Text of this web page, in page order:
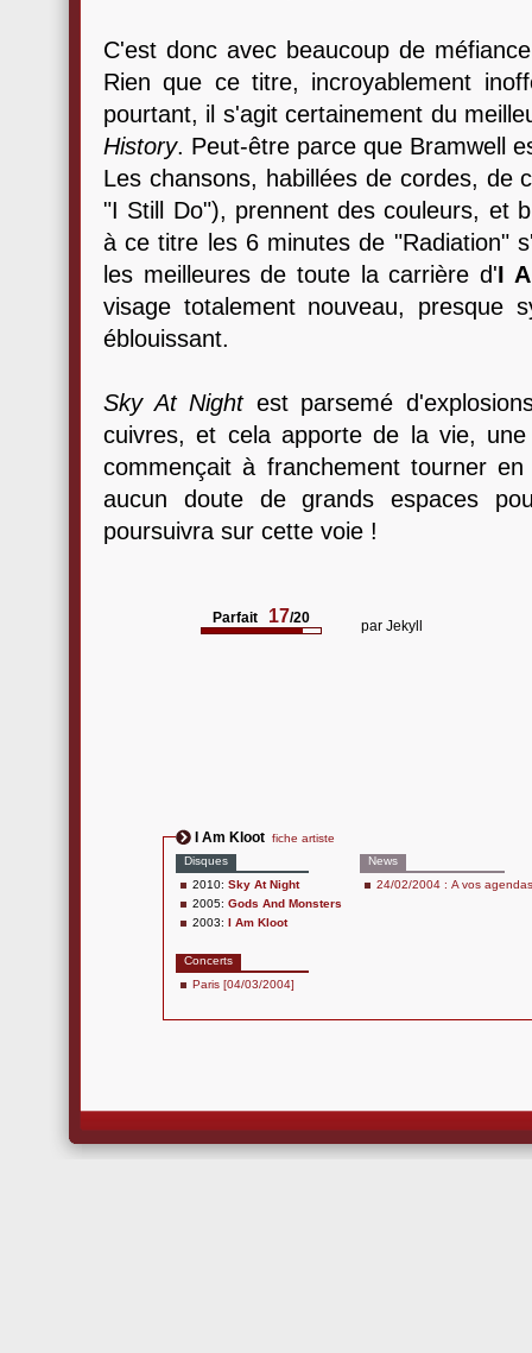
C'est donc avec beaucoup de
Rien que ce titre, incroyablement
pourtant, il s'agit certainement du
History. Peut-être parce que Bramwell
Les chansons, habillées de cordes, de
"I Still Do"), prennent des couleurs, et
à ce titre les 6 minutes de "Radiation"
les meilleures de toute la carrière d'I
visage totalement nouveau, presque
éblouissant.
Sky At Nightest parsemé
cuivres, et cela apporte de la vie,
commençait à franchement tourner
aucun doute de grands espaces
poursuivra sur cette voie !
Parfait 17/20 par Jekyll
I Am Kloot fiche artiste
Disques
2010: Sky At Night
2005: Gods And Monsters
2003: I Am Kloot
Concerts
Paris [04/03/2004]
News
24/02/2004 : A vos